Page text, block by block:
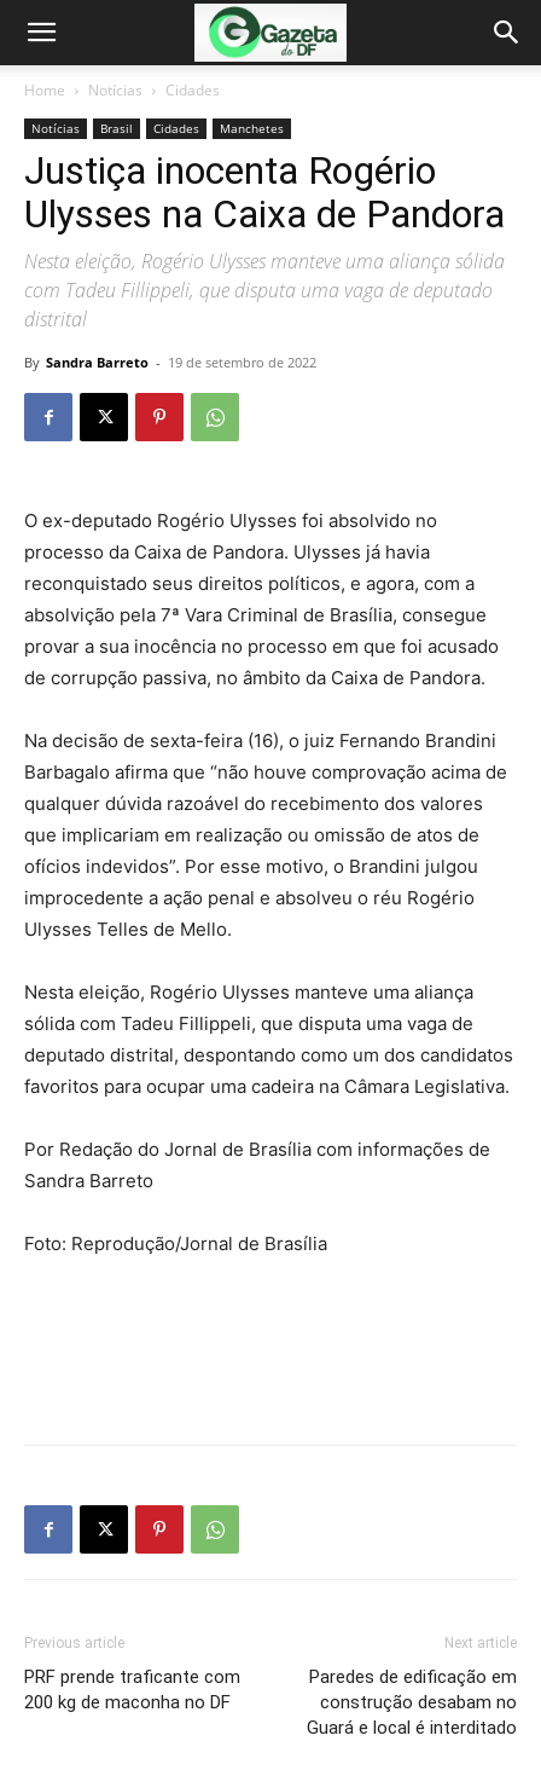
Home Notícias Cidades
Notícias Brasil Cidades Manchetes
Justiça inocenta Rogério
Ulysses na Caixa de Pandora
Nesta eleição, Rogério Ulysses manteve uma aliança sólida
com Tadeu Fillippeli, que disputa uma vaga de deputado
distrital
By Sandra Barreto - 19 de setembro de 2022
O ex-deputado Rogério Ulysses foi absolvido no
processo da Caixa de Pandora. Ulysses já havia
reconquistado seus direitos políticos, e agora, com a
absolvição pela 7ª Vara Criminal de Brasília, consegue
provar a sua inocência no processo em que foi acusado
de corrupção passiva, no âmbito da Caixa de Pandora.
Na decisão de sexta-feira (16), o juiz Fernando Brandini
Barbagalo afirma que “não houve comprovação acima de
qualquer dúvida razoável do recebimento dos valores
que implicariam em realização ou omissão de atos de
ofícios indevidos”. Por esse motivo, o Brandini julgou
improcedente a ação penal e absolveu o réu Rogério
Ulysses Telles de Mello.
Nesta eleição, Rogério Ulysses manteve uma aliança
sólida com Tadeu Fillippeli, que disputa uma vaga de
deputado distrital, despontando como um dos candidatos
favoritos para ocupar uma cadeira na Câmara Legislativa.
Por Redação do Jornal de Brasília com informações de
Sandra Barreto
Foto: Reprodução/Jornal de Brasília
Previous article
PRF prende traficante com
200 kg de maconha no DF
Next article
Paredes de edificação em
construção desabam no
Guará e local é interditado